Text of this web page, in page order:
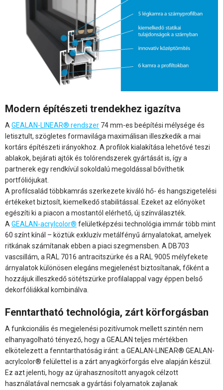
Modern építészeti trendekhez igazítva
A GEALAN-LINEAR® rendszer 74 mm-es beépítési mélysége és
letisztult, szögletes formavilága maximálisan illeszkedik a mai
kortárs építészeti irányokhoz. A profilok kialakítása lehetővé teszi
ablakok, bejárati ajtók és tolórendszerek gyártását is, így a
partnerek egy rendkívül sokoldalú megoldással bővíthetik
portfóliójukat.
A profilcsalád többkamrás szerkezete kiváló hő- és hangszigetelési
értékeket biztosít, kiemelkedő stabilitással. Ezeket az előnyöket
egészíti ki a piacon a mostantól elérhető, új színválaszték.
A GEALAN-acrylcolor® felületképzési technológia immár több mint
60 színt kínál – köztük exkluzív metálfényű árnyalatokat, amelyek
ritkának számítanak ebben a piaci szegmensben. A DB703
vascsillám, a RAL 7016 antracitszürke és a RAL 9005 mélyfekete
árnyalatok különösen elegáns megjelenést biztosítanak, főként a
hozzájuk illeszkedő sötétszürke profilalappal vagy éppen belső
dekorfóliákkal kombinálva.
Fenntartható technológia, zárt körforgásban
A funkcionális és megjelenési pozitívumok mellett szintén nem
elhanyagolható tényező, hogy a GEALAN teljes mértékben
elkötelezett a fenntarthatóság iránt: a GEALAN-LINEAR® GEALAN-
acrylcolor® felülettel is a zárt anyagkörforgás elve alapján készül.
Ez azt jelenti, hogy az újrahasznosított anyagok célzott
használatával nemcsak a gyártási folyamatok zajlanak